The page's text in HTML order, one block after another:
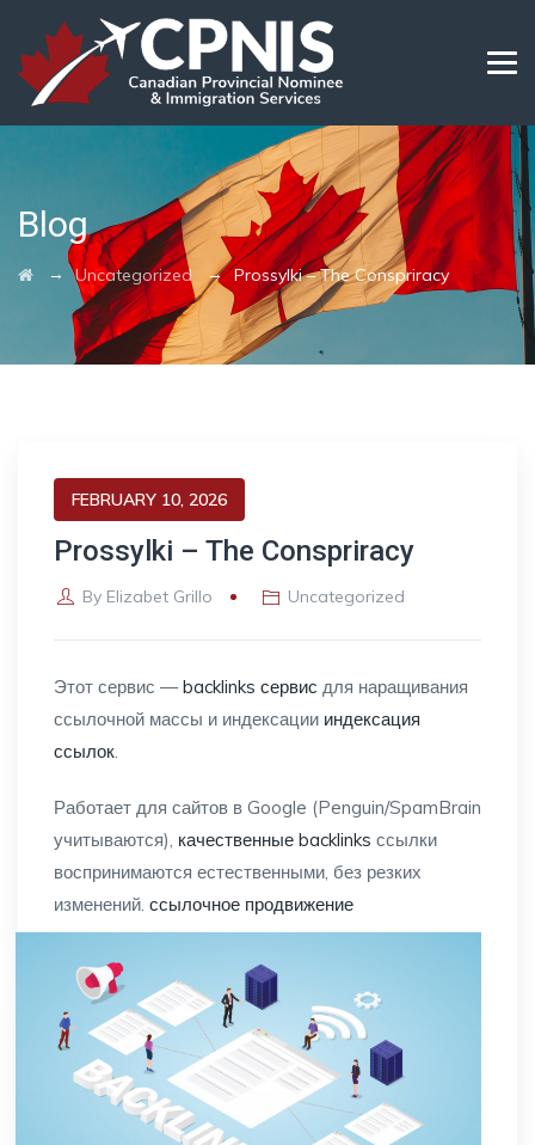
Blog
→Uncategorized →Prossylki – The Conspriracy
FEBRUARY 10, 2026
Prossylki – The Conspriracy
By Elizabet Grillo Uncategorized
Этот сервис —backlinks сервис для наращивания
ссылочной массы и индексации индексация
ссылок.
Работает для сайтов в Google (Penguin/SpamBrain
учитываются), качественные backlinks ссылки
воспринимаются естественными, без резких
изменений. ссылочное продвижение